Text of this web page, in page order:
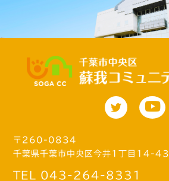
〒260-0834
千葉県千葉市中央区今井1丁目14-43
TEL 043-264-8331